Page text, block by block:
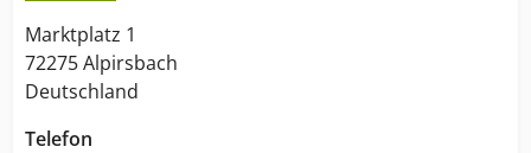
Marktplatz 1
72275 Alpirsbach
Deutschland
Telefon